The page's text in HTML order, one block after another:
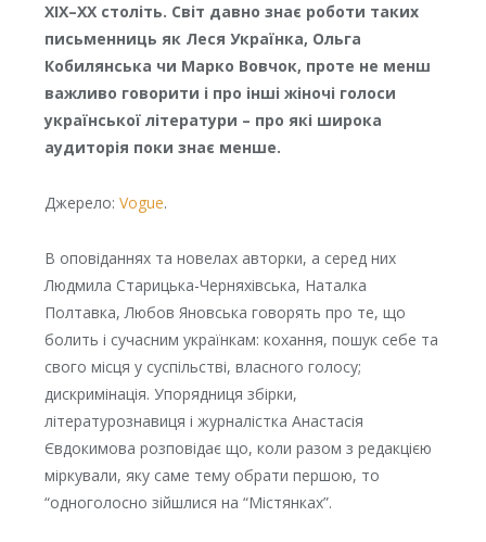
ХІХ–ХХ століть. Світ давно знає роботи таких
письменниць як Леся Українка, Ольга
Кобилянська чи Марко Вовчок, проте не менш
важливо говорити і про інші жіночі голоси
української літератури – про які широка
аудиторія поки знає менше.
Джерело: Vogue.
В оповіданнях та новелах авторки, а серед них
Людмила Старицька-Черняхівська, Наталка
Полтавка, Любов Яновська говорять про те, що
болить і сучасним українкам: кохання, пошук себе та
свого місця у суспільстві, власного голосу;
дискримінація. Упорядниця збірки,
літературознавиця і журналістка Анастасія
Євдокимова розповідає що, коли разом з редакцією
міркували, яку саме тему обрати першою, то
“одноголосно зійшлися на “Містянках”.